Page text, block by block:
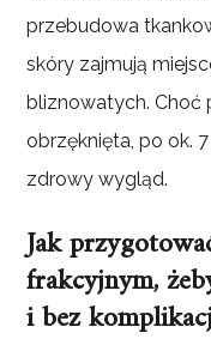
przebudowa
skóry zajmują
bliznowatych. Choć
obrzęknięta, po ok.
zdrowy wygląd.
Jak
frakcyjnym,
i bez